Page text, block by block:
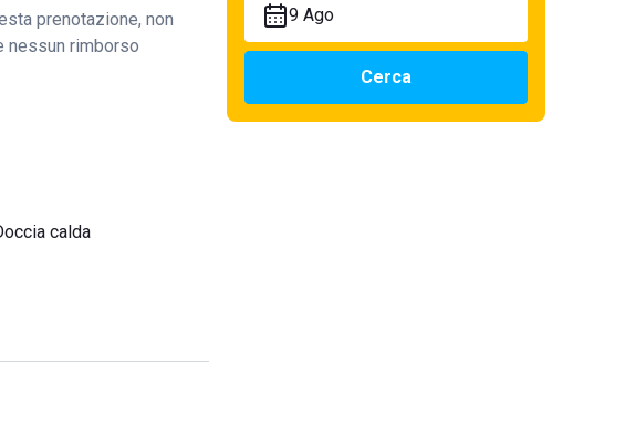
prenotazione, non
nessun rimborso
calda
9 Ago
Cerca